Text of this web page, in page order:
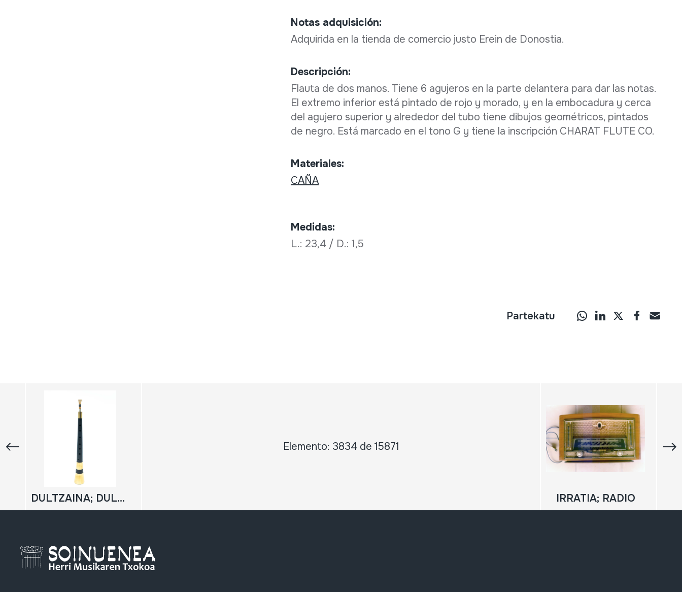
Notas adquisición:
Adquirida en la tienda de comercio justo Erein de Donostia.
Descripción:
Flauta de dos manos. Tiene 6 agujeros en la parte delantera para dar las notas.
El extremo inferior está pintado de rojo y morado, y en la embocadura y cerca
del agujero superior y alrededor del tubo tiene dibujos geométricos, pintados
de negro. Está marcado en el tono G y tiene la inscripción CHARAT FLUTE CO.
Materiales:
CAÑA
Medidas:
L.: 23,4 / D.: 1,5
Partekatu
Elemento: 3834 de 15871
DULTZAINA; DULZAINA; GAITA IRRATIA; RADIO